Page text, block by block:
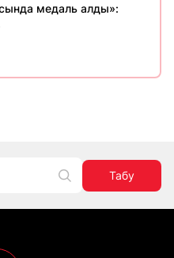
медаль алды»:
Табу